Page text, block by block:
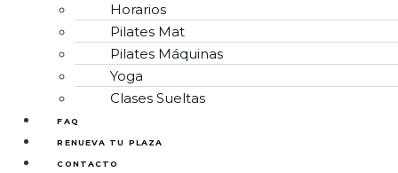
Horarios
Pilates Mat
Pilates Máquinas
Yoga
Clases Sueltas
FAQ
RENUEVA TU PLAZA
CONTACTO